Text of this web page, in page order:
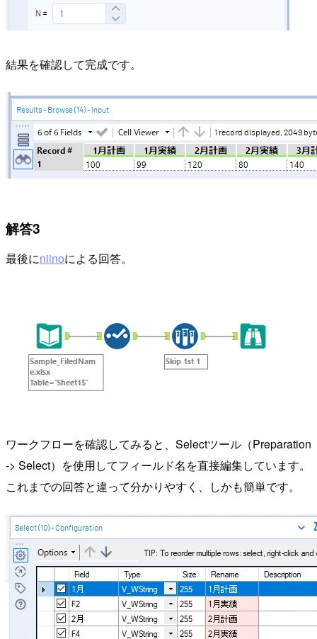
結果を確認して完成です。
解答3
最後にniinoによる回答。
ワークフローを確認してみると、Selectツール（Preparation
-> Select）を使用してフィールド名を直接編集しています。
これまでの回答と違って分かりやすく、しかも簡単です。